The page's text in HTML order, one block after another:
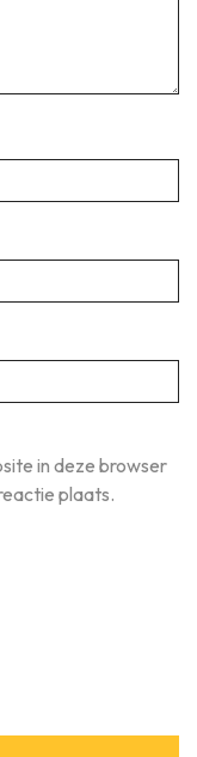
in deze browser
plaats.